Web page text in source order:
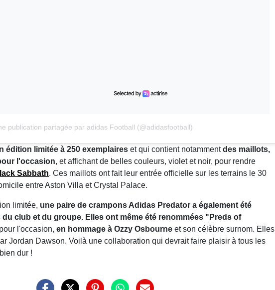
publication partagée par adidas Football (@adidasfootball)
édition limitée à 250 exemplaires et qui contient notammentdes maillots,
l'occasion, et affichant de belles couleurs, violet et noir, pour rendre
Sabbath. Ces maillots ont fait leur entrée officielle sur les terrains le 30
entre Aston Villa et Crystal Palace.
limitée, une paire de crampons Adidas Predator a également été
club et du groupe. Elles ont même été renommées "Preds of
l'occasion, en hommage à Ozzy Osbourne et son célèbre surnom. Elles
Jordan Dawson. Voilà une collaboration qui devrait faire plaisir à tous les
dur !